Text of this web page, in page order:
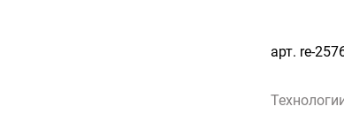
арт. re-